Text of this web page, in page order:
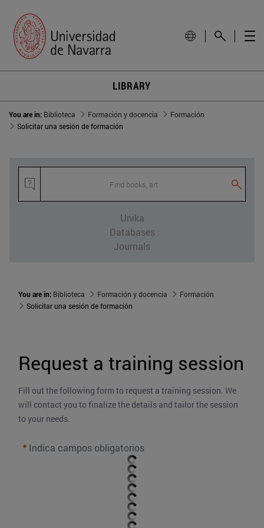
LIBRARY
You are in: Biblioteca Formación y docencia
Formación
Solicitar una sesión de formación
Find books, arti
Unika
Databases
Journals
You are in: Biblioteca Formación y docencia
Formación
Solicitar una sesión de formación
Request a training session
Fill out the following form to request a training session. We
will contact you to finalize the details and tailor the session
to your needs.
Indica campos obligatorios